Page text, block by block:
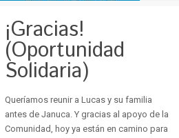
¡Gracias!
(Oportunidad
Solidaria)
Queríamos reunir a Lucas y su familia
antes de Januca. Y gracias al apoyo de la
Comunidad, hoy ya están en camino para